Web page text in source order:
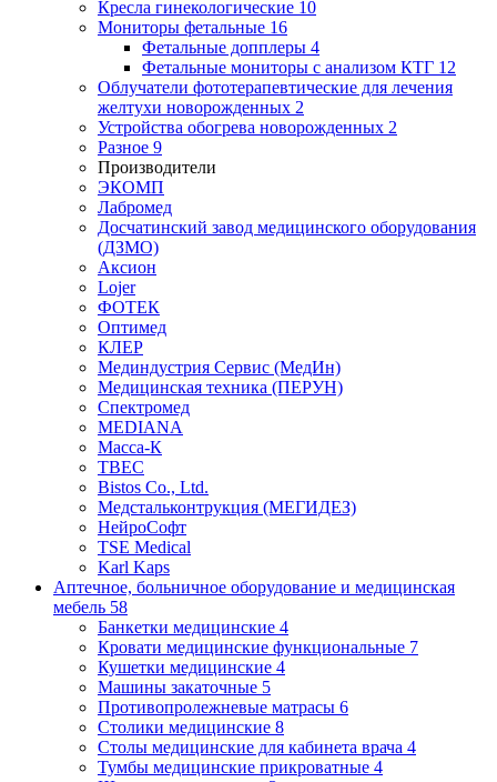
Кресла гинекологические 10
Мониторы фетальные 16
Фетальные допплеры 4
Фетальные мониторы с анализом КТГ 12
Облучатели фототерапевтические для лечения
желтухи новорожденных 2
Устройства обогрева новорожденных 2
Разное 9
Производители
ЭКОМП
Лабромед
Досчатинский завод медицинского оборудования
(ДЗМО)
Аксион
Lojer
ФОТЕК
Оптимед
КЛЕР
Мединдустрия Сервис (МедИн)
Медицинская техника (ПЕРУН)
Спектромед
MEDIANA
Масса-К
ТВЕС
Bistos Co., Ltd.
Медстальконтрукция (МЕГИДЕЗ)
НейроСофт
TSE Medical
Karl Kaps
Аптечное, больничное оборудование и медицинская
мебель 58
Банкетки медицинские 4
Кровати медицинские функциональные 7
Кушетки медицинские 4
Машины закаточные 5
Противопролежневые матрасы 6
Столики медицинские 8
Столы медицинские для кабинета врача 4
Тумбы медицинские прикроватные 4